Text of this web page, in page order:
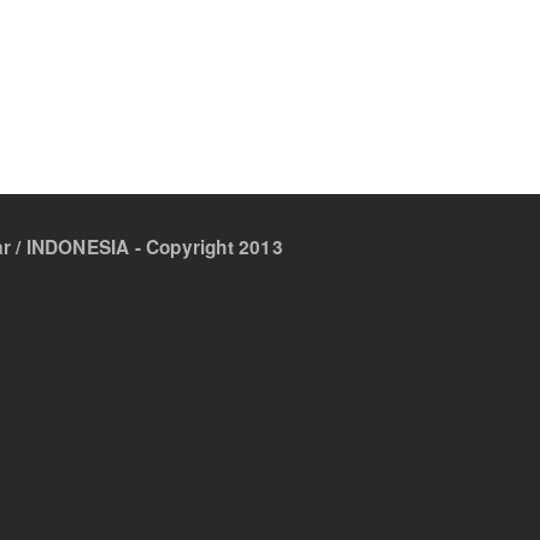
/ INDONESIA - Copyright 2013